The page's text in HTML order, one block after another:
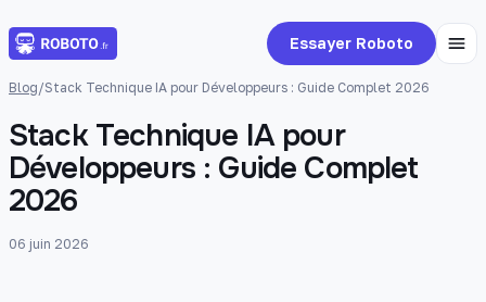
Essayer Roboto
Blog/Stack Technique IA pour Développeurs : Guide Complet 2026
Stack Technique IA pour
Développeurs : Guide Complet
2026
06 juin 2026